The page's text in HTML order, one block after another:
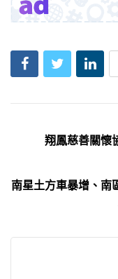
翔鳳慈善關懷
南星土方車暴增、